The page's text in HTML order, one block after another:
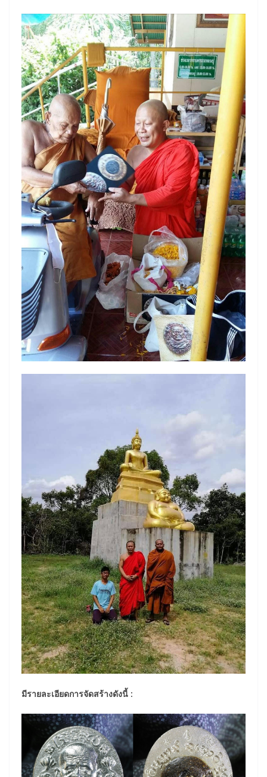
มีรายละเอียดการจัดสร้างดังนี้ :